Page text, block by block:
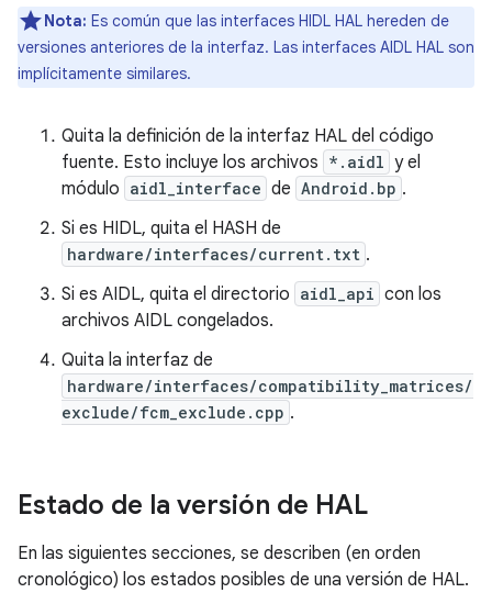
Nota: Es común que las interfaces HIDL HAL hereden de
versiones anteriores de la interfaz. Las interfaces AIDL HAL son
implícitamente similares.
Quita la definición de la interfaz HAL del código
fuente. Esto incluye los archivos *.aidl y el
módulo aidl_interface de Android.bp .
Si es HIDL, quita el HASH de
hardware/interfaces/current.txt .
Si es AIDL, quita el directorio aidl_api con los
archivos AIDL congelados.
Quita la interfaz de
hardware/interfaces/compatibility_matrices/
exclude/fcm_exclude.cpp .
Estado de la versión de HAL
En las siguientes secciones, se describen (en orden
cronológico) los estados posibles de una versión de HAL.